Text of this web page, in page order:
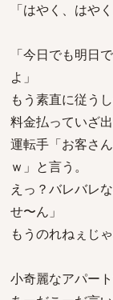
「はやく、はや
「今日でも明日
よ」
もう素直に従う
料金払っていざ
運転手「お客さ
ｗ」と言う。
えっ？バレバレ
せ〜ん」
もうのれねぇじゃ
小奇麗なアパー